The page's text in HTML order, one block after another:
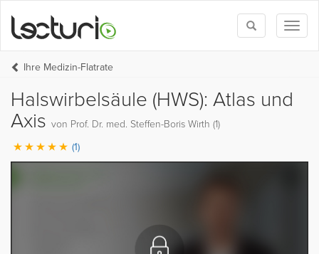
Toggle
search
Ihre Medizin-Flatrate
Halswirbelsäule (HWS): Atlas und
Axis von Prof. Dr. med. Steffen-Boris Wirth (1)
(1)